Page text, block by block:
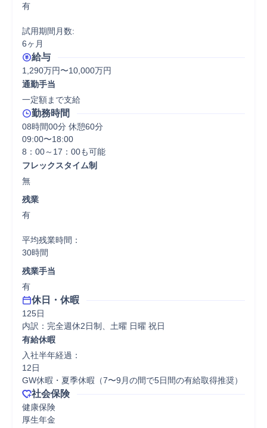
有
試用期間月数:
6ヶ月
給与
1,290万円〜10,000万円
通勤手当
一定額まで支給
勤務時間
08時間00分 休憩60分
09:00〜18:00
8：00～17：00も可能
フレックスタイム制
無
残業
有
平均残業時間：
30時間
残業手当
有
休日・休暇
125日
内訳：完全週休2日制、土曜 日曜 祝日
有給休暇
入社半年経過：
12日
GW休暇・夏季休暇（7〜9月の間で5日間の有給取得推奨）
社会保険
健康保険
厚生年金